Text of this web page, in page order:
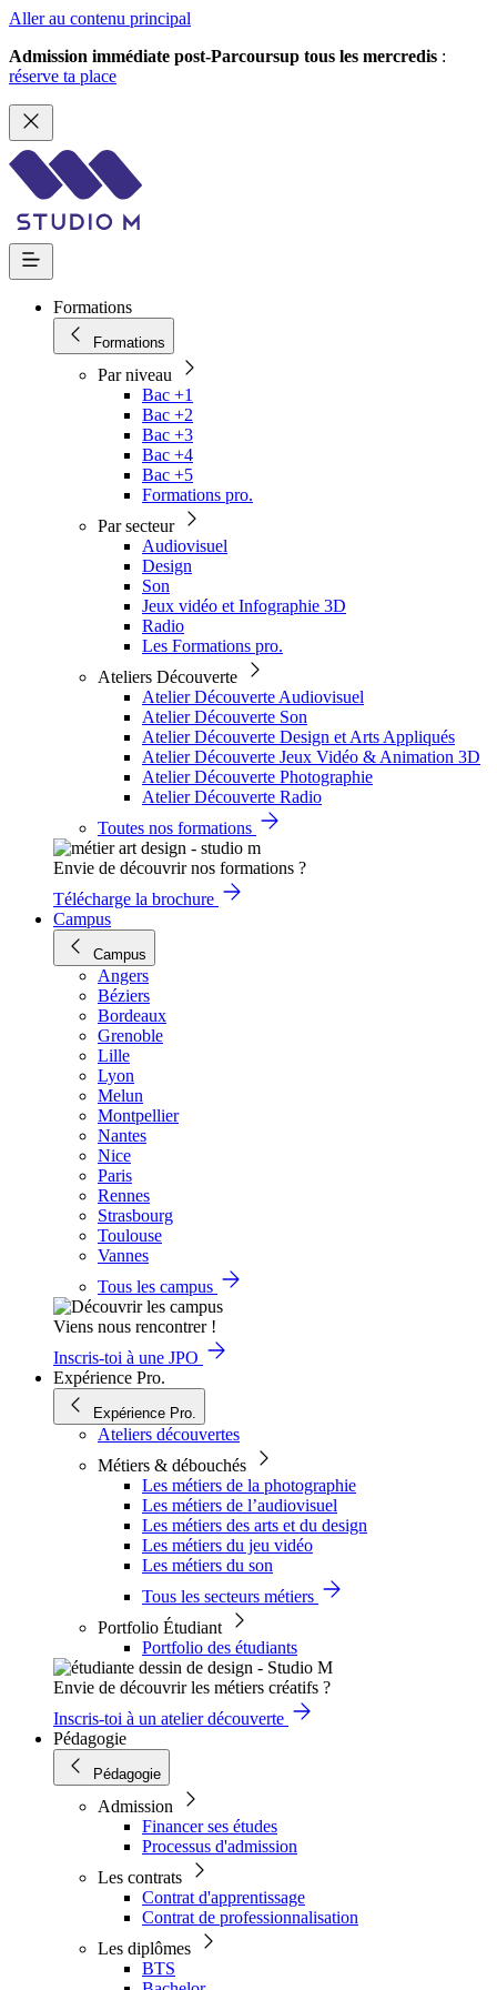
Aller au contenu principal
Admission immédiate post-Parcoursup tous les mercredis :
réserve ta place
Formations
Formations
Par niveau
Bac +1
Bac +2
Bac +3
Bac +4
Bac +5
Formations pro.
Par secteur
Audiovisuel
Design
Son
Jeux vidéo et Infographie 3D
Radio
Les Formations pro.
Ateliers Découverte
Atelier Découverte Audiovisuel
Atelier Découverte Son
Atelier Découverte Design et Arts Appliqués
Atelier Découverte Jeux Vidéo & Animation 3D
Atelier Découverte Photographie
Atelier Découverte Radio
Toutes nos formations
Envie de découvrir nos formations ?
Télécharge la brochure
Campus
Campus
Angers
Béziers
Bordeaux
Grenoble
Lille
Lyon
Melun
Montpellier
Nantes
Nice
Paris
Rennes
Strasbourg
Toulouse
Vannes
Tous les campus
Viens nous rencontrer !
Inscris-toi à une JPO
Expérience Pro.
Expérience Pro.
Ateliers découvertes
Métiers & débouchés
Les métiers de la photographie
Les métiers de l’audiovisuel
Les métiers des arts et du design
Les métiers du jeu vidéo
Les métiers du son
Tous les secteurs métiers
Portfolio Étudiant
Portfolio des étudiants
Envie de découvrir les métiers créatifs ?
Inscris-toi à un atelier découverte
Pédagogie
Pédagogie
Admission
Financer ses études
Processus d'admission
Les contrats
Contrat d'apprentissage
Contrat de professionnalisation
Les diplômes
BTS